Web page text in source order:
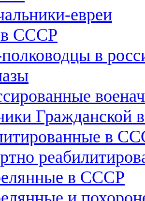
евреи
СССР
в
Гражданской
в
в СССР